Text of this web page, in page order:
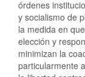
órdenes
y socialismo de
la medida en
elección y
minimizan la
particularmente